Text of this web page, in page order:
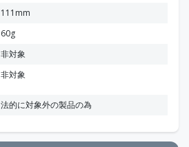
111mm
60g
非対象
非対象
法的に対象外の製品の為